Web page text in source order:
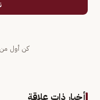
كن أول من
أخبار ذات علاقة